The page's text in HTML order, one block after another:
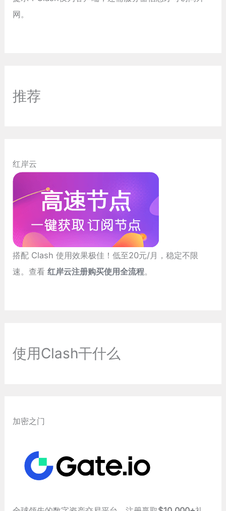
网。
推荐
红岸云
搭配 Clash 使用效果极佳！低至20元/月，稳定不限
速。查看红岸云注册购买使用全流程。
使用Clash干什么
加密之门